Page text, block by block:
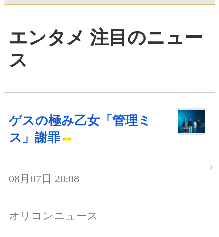
エンタメ 注目のニュー
ス
ゲスの極み乙女「管理ミ
ス」謝罪
08月07日 20:08
オリコンニュース